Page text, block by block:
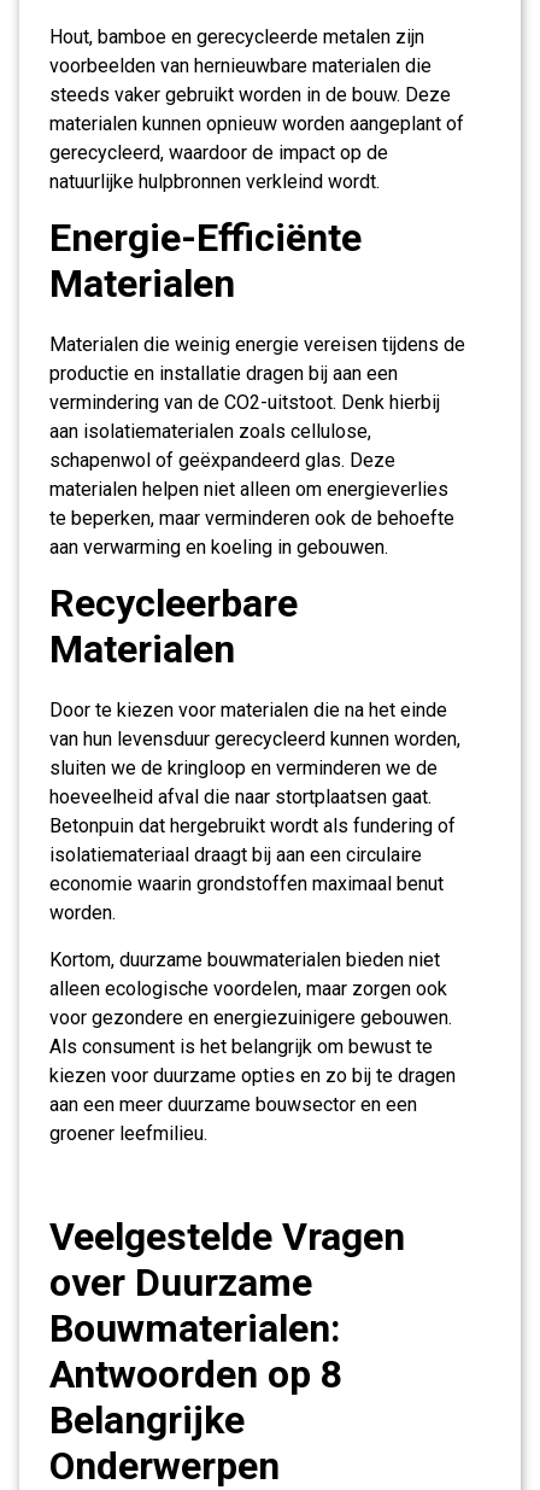
Hout, bamboe en gerecycleerde metalen zijn
voorbeelden van hernieuwbare materialen die
steeds vaker gebruikt worden in de bouw. Deze
materialen kunnen opnieuw worden aangeplant of
gerecycleerd, waardoor de impact op de
natuurlijke hulpbronnen verkleind wordt.
Energie-Efficiënte
Materialen
Materialen die weinig energie vereisen tijdens de
productie en installatie dragen bij aan een
vermindering van de CO2-uitstoot. Denk hierbij
aan isolatiematerialen zoals cellulose,
schapenwol of geëxpandeerd glas. Deze
materialen helpen niet alleen om energieverlies
te beperken, maar verminderen ook de behoefte
aan verwarming en koeling in gebouwen.
Recycleerbare
Materialen
Door te kiezen voor materialen die na het einde
van hun levensduur gerecycleerd kunnen worden,
sluiten we de kringloop en verminderen we de
hoeveelheid afval die naar stortplaatsen gaat.
Betonpuin dat hergebruikt wordt als fundering of
isolatiemateriaal draagt bij aan een circulaire
economie waarin grondstoffen maximaal benut
worden.
Kortom, duurzame bouwmaterialen bieden niet
alleen ecologische voordelen, maar zorgen ook
voor gezondere en energiezuinigere gebouwen.
Als consument is het belangrijk om bewust te
kiezen voor duurzame opties en zo bij te dragen
aan een meer duurzame bouwsector en een
groener leefmilieu.
Veelgestelde Vragen
over Duurzame
Bouwmaterialen:
Antwoorden op 8
Belangrijke
Onderwerpen